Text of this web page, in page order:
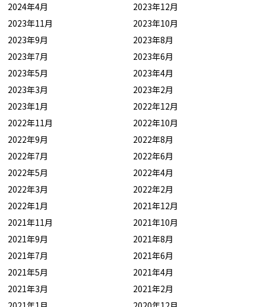
2024年4月
2023年12月
2023年11月
2023年10月
2023年9月
2023年8月
2023年7月
2023年6月
2023年5月
2023年4月
2023年3月
2023年2月
2023年1月
2022年12月
2022年11月
2022年10月
2022年9月
2022年8月
2022年7月
2022年6月
2022年5月
2022年4月
2022年3月
2022年2月
2022年1月
2021年12月
2021年11月
2021年10月
2021年9月
2021年8月
2021年7月
2021年6月
2021年5月
2021年4月
2021年3月
2021年2月